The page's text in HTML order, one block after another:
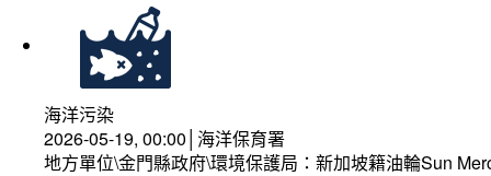
海洋污染
2026-05-19, 00:00│海洋保育署
地方單位\金門縣政府\環境保護局：新加坡籍油輪Sun